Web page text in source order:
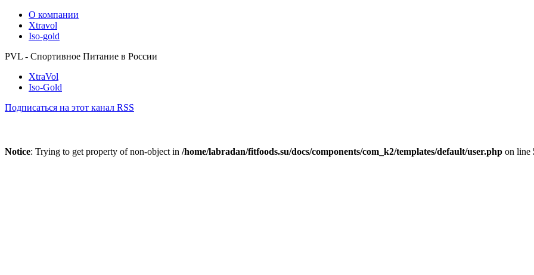
О компании
Xtravol
Iso-gold
PVL - Спортивное Питание в России
XtraVol
Iso-Gold
Подписаться на этот канал RSS
Notice: Trying to get property of non-object in /home/labradan/fitfoods.su/docs/components/com_k2/templates/default/user.php on line